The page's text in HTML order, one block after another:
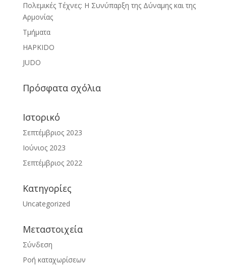
Πολεμικές Τέχνες: Η Συνύπαρξη της Δύναμης και της
Αρμονίας
Τμήματα
HAPKIDO
JUDO
Πρόσφατα σχόλια
Ιστορικό
Σεπτέμβριος 2023
Ιούνιος 2023
Σεπτέμβριος 2022
Kατηγορίες
Uncategorized
Μεταστοιχεία
Σύνδεση
Ροή καταχωρίσεων